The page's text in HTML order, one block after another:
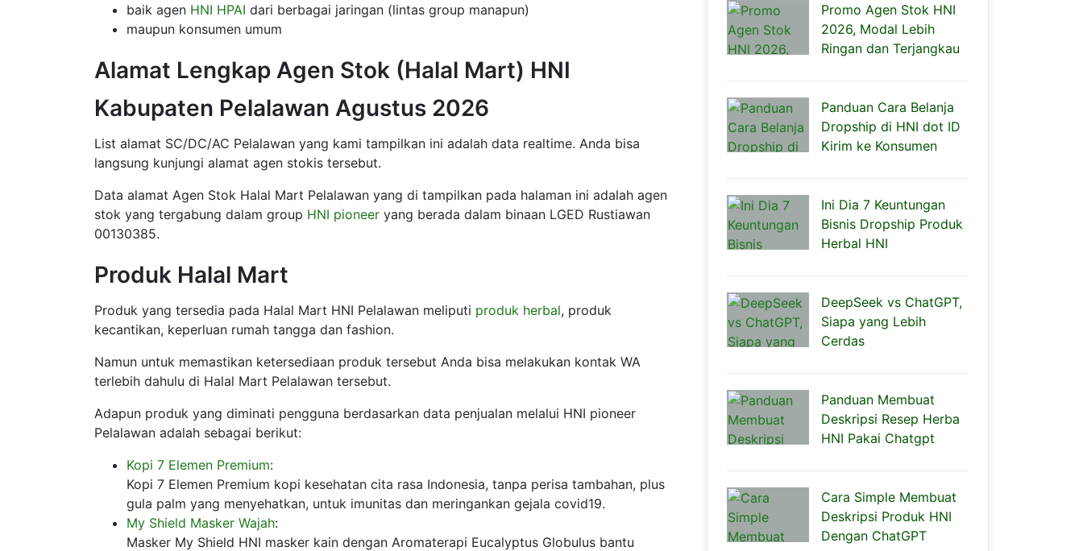
baik agen HNI HPAI dari berbagai jaringan (lintas group manapun)
maupun konsumen umum
Alamat Lengkap Agen Stok (Halal Mart) HNI
Kabupaten Pelalawan Agustus 2026
List alamat SC/DC/AC Pelalawan yang kami tampilkan ini adalah data realtime. Anda bisa
langsung kunjungi alamat agen stokis tersebut.
Data alamat Agen Stok Halal Mart Pelalawan yang di tampilkan pada halaman ini adalah agen
stok yang tergabung dalam group HNI pioneer yang berada dalam binaan LGED Rustiawan
00130385.
Produk Halal Mart
Produk yang tersedia pada Halal Mart HNI Pelalawan meliputi produk herbal, produk
kecantikan, keperluan rumah tangga dan fashion.
Namun untuk memastikan ketersediaan produk tersebut Anda bisa melakukan kontak WA
terlebih dahulu di Halal Mart Pelalawan tersebut.
Adapun produk yang diminati pengguna berdasarkan data penjualan melalui HNI pioneer
Pelalawan adalah sebagai berikut:
Kopi 7 Elemen Premium:
Kopi 7 Elemen Premium kopi kesehatan cita rasa Indonesia, tanpa perisa tambahan, plus
gula palm yang menyehatkan, untuk imunitas dan meringankan gejala covid19.
My Shield Masker Wajah:
Masker My Shield HNI masker kain dengan Aromaterapi Eucalyptus Globulus bantu
Promo Agen Stok HNI
2026, Modal Lebih
Ringan dan Terjangkau
Panduan Cara Belanja
Dropship di HNI dot ID
Kirim ke Konsumen
Ini Dia 7 Keuntungan
Bisnis Dropship Produk
Herbal HNI
DeepSeek vs ChatGPT,
Siapa yang Lebih
Cerdas
Panduan Membuat
Deskripsi Resep Herba
HNI Pakai Chatgpt
Cara Simple Membuat
Deskripsi Produk HNI
Dengan ChatGPT